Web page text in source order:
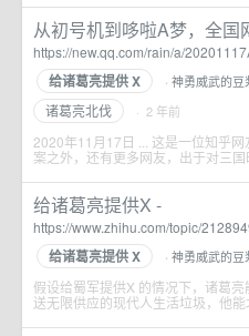
从初号机到哆啦A梦，全
https://new.qq.com/rain/a/
给诸葛亮提供 X · 神勇威武的豆
诸葛亮北伐
· 2 年前
2020年11月17日 ... 这是一位知乎
案之外，还有更多网友，出于对三国
给诸葛亮提供X -
https://www.zhihu.com/topic/
给诸葛亮提供 X · 神勇威武的豆
假设给蜀军提供X 的情况下，诸葛
送无限供应的现代人生活垃圾，他能